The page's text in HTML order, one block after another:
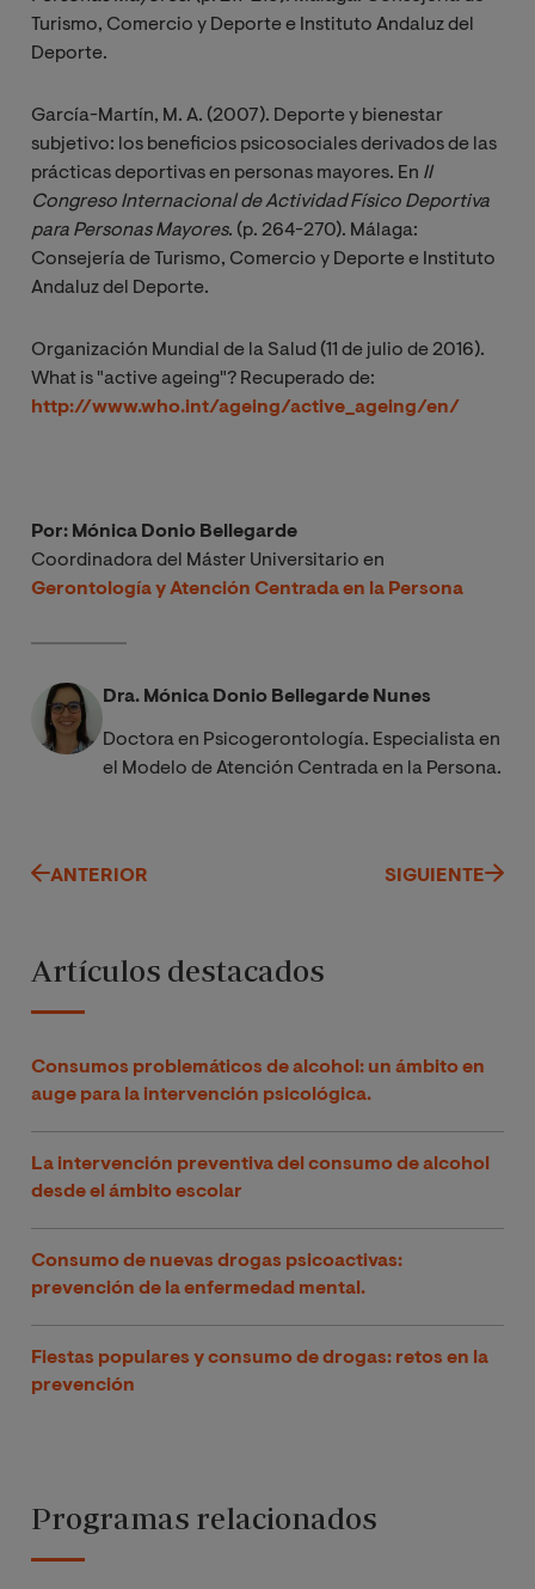
Turismo, Comercio y Deporte e Instituto Andaluz del
Deporte.
García-Martín, M. A. (2007). Deporte y bienestar
subjetivo: los beneficios psicosociales derivados de las
prácticas deportivas en personas mayores. En II
Congreso Internacional de Actividad Físico Deportiva
para Personas Mayores. (p. 264-270). Málaga:
Consejería de Turismo, Comercio y Deporte e Instituto
Andaluz del Deporte.
Organización Mundial de la Salud (11 de julio de 2016).
What is "active ageing"? Recuperado de:
http://www.who.int/ageing/active_ageing/en/
Por: Mónica Donio Bellegarde
Coordinadora del Máster Universitario en
Gerontología y Atención Centrada en la Persona
Dra. Mónica Donio Bellegarde Nunes
Doctora en Psicogerontología. Especialista en
el Modelo de Atención Centrada en la Persona.
ANTERIOR SIGUIENTE
Artículos destacados
Consumos problemáticos de alcohol: un ámbito en
auge para la intervención psicológica.
La intervención preventiva del consumo de alcohol
desde el ámbito escolar
Consumo de nuevas drogas psicoactivas:
prevención de la enfermedad mental.
Fiestas populares y consumo de drogas: retos en la
prevención
Programas relacionados